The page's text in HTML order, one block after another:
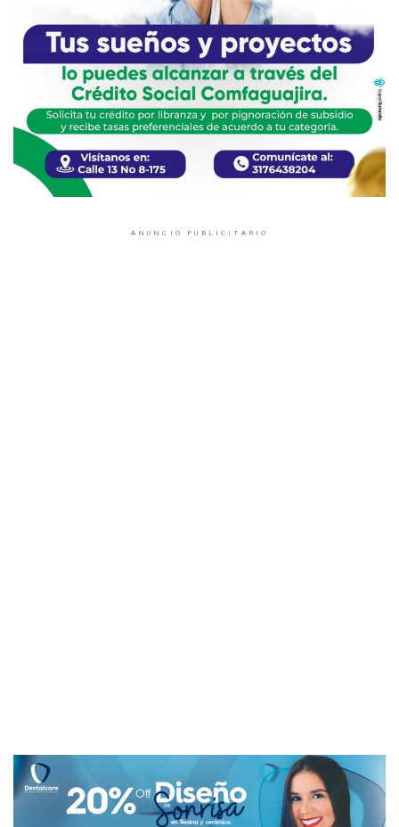
ANUNCIO PUBLICITARIO